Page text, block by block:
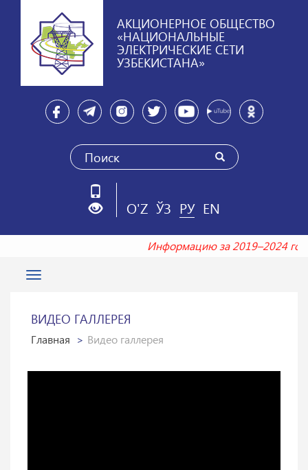
АКЦИОНЕРНОЕ ОБЩЕСТВО
«НАЦИОНАЛЬНЫЕ
ЭЛЕКТРИЧЕСКИЕ СЕТИ
УЗБЕКИСТАНА»
O'Z ЎЗ РУ EN
Информацию за 2019–2024
Toggle
ВИДЕО ГАЛЛЕРЕЯ
Главная Видео галлерея